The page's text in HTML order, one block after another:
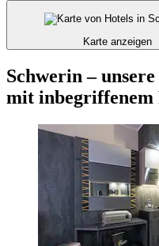
Karte anzeigen
Schwerin –
mit inbegriffenem